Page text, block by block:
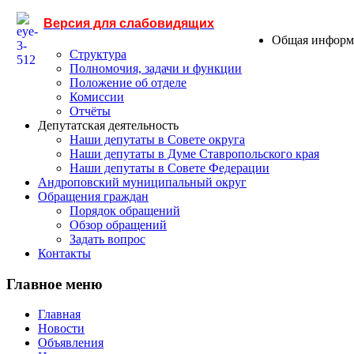
Версия для слабовидящих
Общая
Структура
Полномочия, задачи и функции
Положение об отделе
Комиссии
Отчёты
Депутатская деятельность
Наши депутаты в Совете округа
Наши депутаты в Думе Ставропольского края
Наши депутаты в Совете Федерации
Андроповский муниципальный округ
Обращения граждан
Порядок обращений
Обзор обращений
Задать вопрос
Контакты
Главное меню
Главная
Новости
Объявления